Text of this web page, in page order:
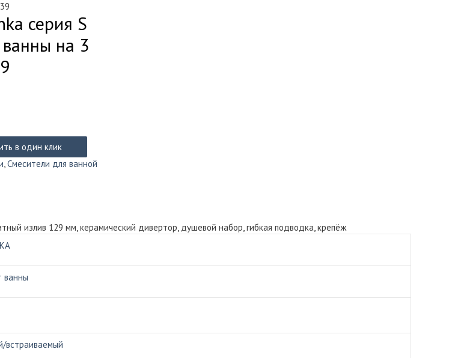
серия S
на 3
в один клик
Смесители для ванной
излив 129 мм, керамический дивертор, душевой набор, гибкая подводка, крепёж
ванны
встраиваемый